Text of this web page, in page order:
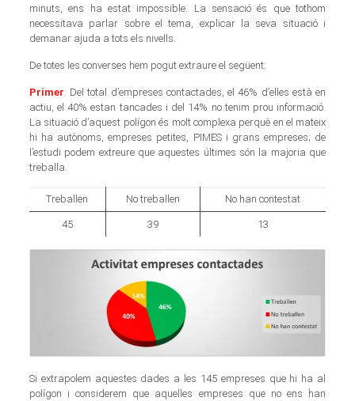
minuts, ens ha estat impossible. La sensació és que tothom
necessitava parlar sobre el tema, explicar la seva situació i
demanar ajuda a tots els nivells.
De totes les converses hem pogut extraure el següent:
Primer: Del total d’empreses contactades, el 46% d’elles està en
actiu, el 40% estan tancades i del 14% no tenim prou informació.
La situació d’aquest polígon és molt complexa perquè en el mateix
hi ha autònoms, empreses petites, PIMES i grans empreses; de
l’estudi podem extreure que aquestes últimes són la majoria que
treballa.
Treballen No treballen No han contestat
45 39 13
Si extrapolem aquestes dades a les 145 empreses que hi ha al
polígon i considerem que aquelles empreses que no ens han